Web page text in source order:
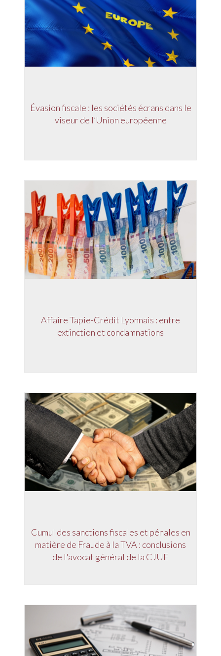
Évasion fiscale : les sociétés écrans dans le
viseur de l’Union européenne
Affaire Tapie-Crédit Lyonnais : entre
extinction et condamnations
Cumul des sanctions fiscales et pénales en
matière de Fraude à la TVA : conclusions
de l'avocat général de la CJUE